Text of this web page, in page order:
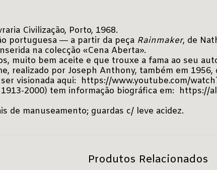
Civilização, Porto, 1968.
portuguesa ― a partir da peça Rainmaker, de
na colecção «Cena Aberta».
muito bem aceite e que trouxe a fama ao seu
realizado por Joseph Anthony, também em
visionada aqui: https://www.youtube.com/
2000) tem informação biográfica em: https://
de manuseamento; guardas c/ leve acidez.
Produtos Relacionados